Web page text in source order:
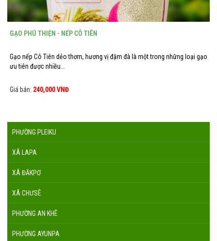
GẠO PHÚ THIỆN - NẾP CÔ TIÊN
Gạo nếp Cô Tiên dẻo thơm, hương vị đậm đà là một trong những loại gạo
ưu tiên được nhiều...
Giá bán: 240,000 VNĐ
PHƯỜNG PLEIKU
XÃ LAPA
XÃ ĐĂKPƠ
XÃ CHƯSÊ
PHƯỜNG AN KHÊ
PHƯỜNG AYUNPA